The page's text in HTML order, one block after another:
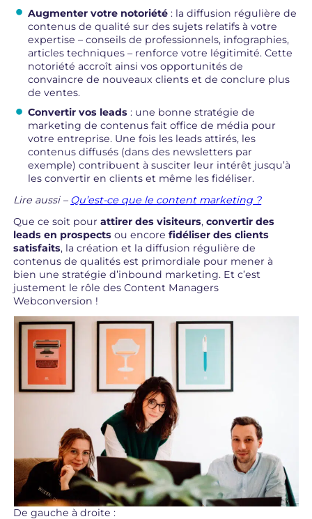
Augmenter votre notoriété : la diffusion régulière de
contenus de qualité sur des sujets relatifs à votre
expertise – conseils de professionnels, infographies,
articles techniques – renforce votre légitimité. Cette
notoriété accroît ainsi vos opportunités de
convaincre de nouveaux clients et de conclure plus
de ventes.
Convertir vos leads : une bonne stratégie de
marketing de contenus fait office de média pour
votre entreprise. Une fois les leads attirés, les
contenus diffusés (dans des newsletters par
exemple) contribuent à susciter leur intérêt jusqu’à
les convertir en clients et même les fidéliser.
Lire aussi – Qu’est-ce que le content marketing ?
Que ce soit pourattirer des visiteurs, convertir des
leads en prospects ou encorefidéliser des clients
satisfaits, la création et la diffusion régulière de
contenus de qualités est primordiale pour mener à
bien une stratégie d’inbound marketing. Et c’est
justement le rôle des Content Managers
Webconversion !
De gauche à droite :